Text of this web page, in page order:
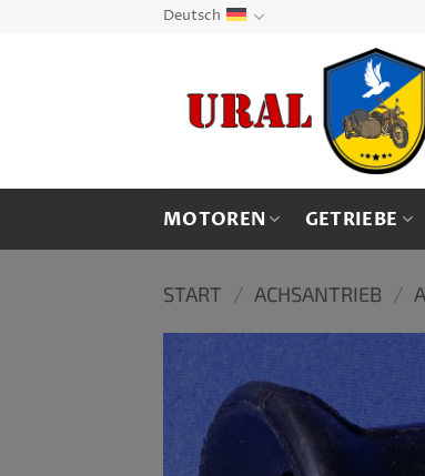
Deutsch
MOTOREN GETRIEBE
START / ACHSANTRIEB /